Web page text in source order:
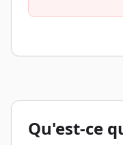
Qu'est-ce